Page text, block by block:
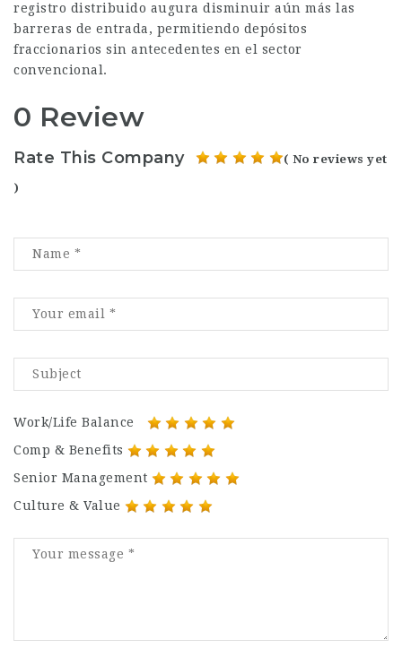
registro distribuido augura disminuir aún más las
barreras de entrada, permitiendo depósitos
fraccionarios sin antecedentes en el sector
convencional.
0 Review
Rate This Company ( No reviews yet
)
Work/Life Balance
Comp & Benefits
Senior Management
Culture & Value